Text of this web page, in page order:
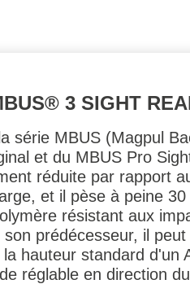
3 SIGHT
série MBUS (Magpul
et du MBUS Pro
réduite par rapport
et il pèse à peine
résistant aux
prédécesseur, il
hauteur standard d'un
réglable en direction